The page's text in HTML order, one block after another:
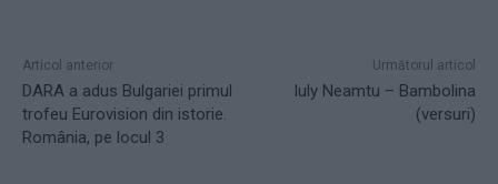
Articol anterior
DARA a adus Bulgariei primul
trofeu Eurovision din istorie.
România, pe locul 3
Următorul articol
Iuly Neamtu – Bambolina
(versuri)